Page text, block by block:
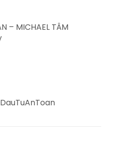
– MICHAEL TÂM